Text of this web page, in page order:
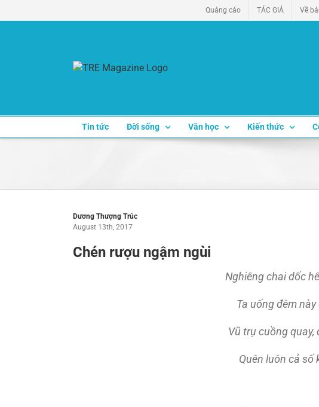
to
Quảng cáo TÁC GIẢ Về
Tin tức Đời sống Văn học Kiến thức
Dương Thượng Trúc
August 13th, 2017
Chén rượu ngậm ngùi
Nghiêng chai dốc
Ta uống đêm
Vũ trụ cuồng quay,
Quên luôn cả số